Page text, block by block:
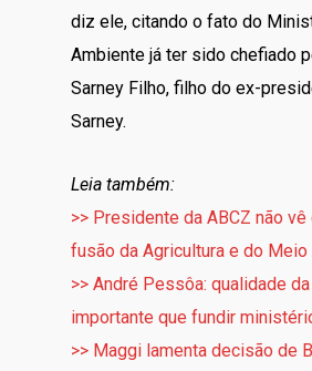
diz ele, citando o fato do
Ambiente já ter sido chefiado
Sarney Filho, filho do ex-
Sarney.
Leia também:
>> Presidente da ABCZ não
fusão da Agricultura e do Meio
>> André Pessôa: qualidade
importante que fundir
>> Maggi lamenta decisão de